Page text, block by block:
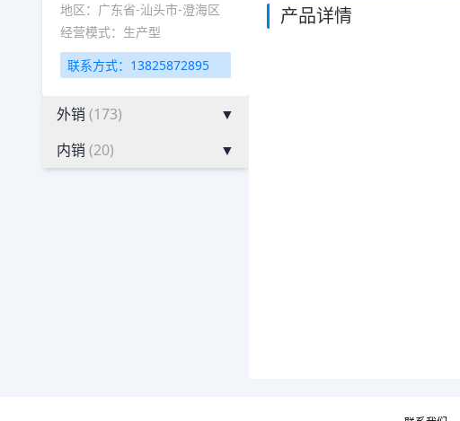
地区：广东省-汕头市-澄海区
经营模式：生产型
联系方式：13825872895
外销 (173)
▼
内销 (20) ▼
产品详情